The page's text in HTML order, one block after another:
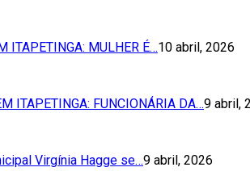
ITAPETINGA: MULHER É…10 abril, 2026
ITAPETINGA: FUNCIONÁRIA DA…9 abril,
Virgínia Hagge se…9 abril, 2026